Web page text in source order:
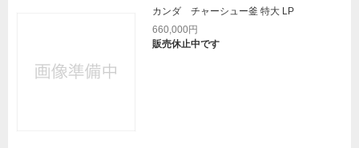
カンダ チャーシュー釜 特大 LP
660,000円
販売休止中です